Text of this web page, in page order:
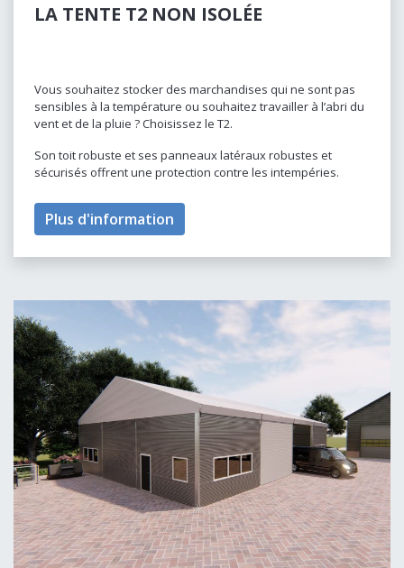
LA TENTE T2 NON ISOLÉE
Vous souhaitez stocker des marchandises qui ne sont pas
sensibles à la température ou souhaitez travailler à l’abri du
vent et de la pluie ? Choisissez le T2.
Son toit robuste et ses panneaux latéraux robustes et
sécurisés offrent une protection contre les intempéries.
Plus d'information